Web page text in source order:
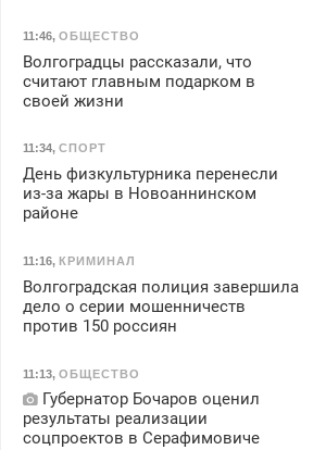
11:46, ОБЩЕСТВО
Волгоградцы рассказали, что
считают главным подарком в
своей жизни
11:34, СПОРТ
День физкультурника перенесли
из-за жары в Новоаннинском
районе
11:16, КРИМИНАЛ
Волгоградская полиция завершила
дело о серии мошенничеств
против 150 россиян
11:13, ОБЩЕСТВО
Губернатор Бочаров оценил
результаты реализации
соцпроектов в Серафимовиче